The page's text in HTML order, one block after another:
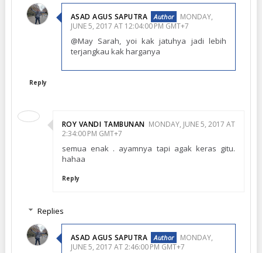
ASAD AGUS SAPUTRA
MONDAY,
JUNE 5, 2017 AT 12:04:00 PM GMT+7
@May Sarah, yoi kak jatuhya jadi lebih
terjangkau kak harganya
Reply
ROY VANDI TAMBUNAN MONDAY, JUNE 5, 2017 AT
2:34:00 PM GMT+7
semua enak . ayamnya tapi agak keras gitu.
hahaa
Reply
Replies
ASAD AGUS SAPUTRA
MONDAY,
JUNE 5, 2017 AT 2:46:00 PM GMT+7